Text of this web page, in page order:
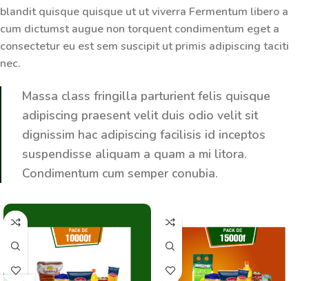
blandit quisque quisque ut ut viverra Fermentum libero a
cum dictumst augue non torquent condimentum eget a
consectetur eu est sem suscipit ut primis adipiscing taciti
nec.
Massa class fringilla parturient felis quisque
adipiscing praesent velit duis odio velit sit
dignissim hac adipiscing facilisis id inceptos
suspendisse aliquam a quam a mi litora.
Condimentum cum semper conubia.